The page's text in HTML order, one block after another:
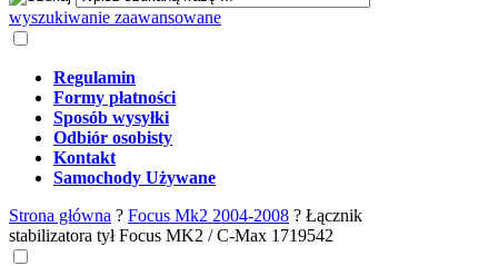
wyszukiwanie zaawansowane
Regulamin
Formy płatności
Sposób wysyłki
Odbiór osobisty
Kontakt
Samochody Używane
Strona główna ? Focus Mk2 2004-2008 ? Łącznik
stabilizatora tył Focus MK2 / C-Max 1719542